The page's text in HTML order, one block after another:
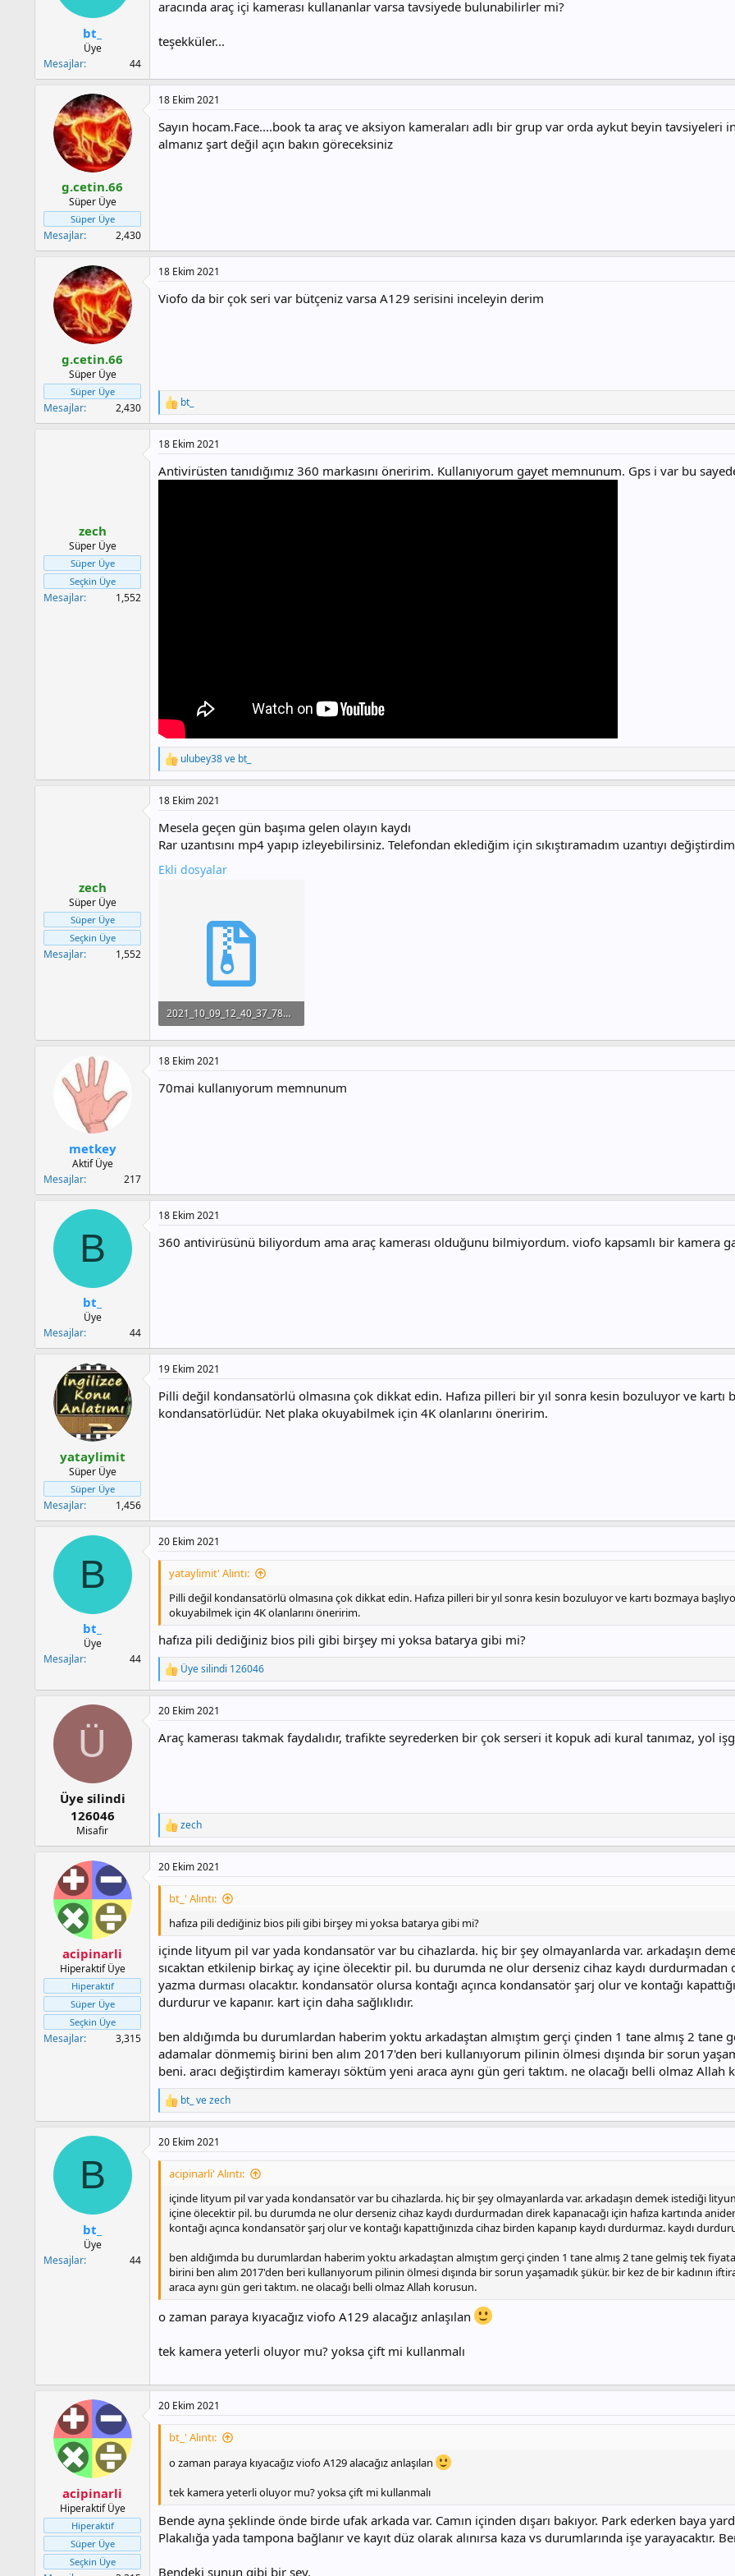
i
bt_
Üye
Mesajlar
44
aracında araç içi kamerası kullananlar varsa tavsiyede bulunabilirler mi?
teşekküler...
g.cetin.66
Süper Üye
Süper Üye
Mesajlar 2,430
18 Ekim 2021
Sayın hocam.Face....book ta araç ve aksiyon kameraları adlı bir grup var orda aykut beyin
almanız şart değil açın bakın göreceksiniz
g.cetin.66
Süper Üye
Süper Üye
Mesajlar 2,430
18 Ekim 2021
Viofo da bir çok seri var bütçeniz varsa A129 serisini inceleyin derim
T
e
p
k
l
bt_
zech
Süper Üye
Süper Üye
Seçkin Üye
Mesajlar 1,552
18 Ekim 2021
Antivirüsten tanıdığımız 360 markasını öneririm. Kullanıyorum gayet memnunum. Gps i var bu
T
e
p
k
l
e
:
ulubey38ve bt_
zech
Süper Üye
Süper Üye
Seçkin Üye
Mesajlar 1,552
18 Ekim 2021
Mesela geçen gün başıma gelen olayın kaydı
Rar uzantısını mp4 yapıp izleyebilirsiniz. Telefondan eklediğim için sıkıştıramadım uzantıyı
Ekli dosyalar
2021_10_09_12_40_37_78B4DFA~2.rar
14.1 MB · Görüntüleme: 122
metkey
Aktif Üye
Mesajlar
217
18 Ekim 2021
70mai kullanıyorum memnunum
B
bt_
Üye
Mesajlar
44
18 Ekim 2021
360 antivirüsünü biliyordum ama araç kamerası olduğunu bilmiyordum. viofo kapsamlı bir kamera
yataylimit
Süper Üye
Süper Üye
Mesajlar 1,456
19 Ekim 2021
Pilli değil kondansatörlü olmasına çok dikkat edin. Hafıza pilleri bir yıl sonra kesin bozuluyor ve
kondansatörlüdür. Net plaka okuyabilmek için 4K olanlarını öneririm.
B
bt_
Üye
Mesajlar
44
20 Ekim 2021
yataylimit' Alıntı:
Pilli değil kondansatörlü olmasına çok dikkat edin. Hafıza pilleri bir yıl sonra kesin bozuluyor ve kartı bozmaya
okuyabilmek için 4K olanlarını öneririm.
hafıza pili dediğiniz bios pili gibi birşey mi yoksa batarya gibi mi?
T
e
p
k
l
Üye silindi 126046
Ü
Üye silindi
126046
Misafir
20 Ekim 2021
Araç kamerası takmak faydalıdır, trafikte seyrederken bir çok serseri it kopuk adi kural tanımaz, yol
T
e
p
k
i
:
zech
acipinarli
Hiperaktif Üye
Hiperaktif
Süper Üye
Seçkin Üye
Mesajlar 3,315
20 Ekim 2021
bt_' Alıntı:
hafıza pili dediğiniz bios pili gibi birşey mi yoksa batarya gibi mi?
içinde lityum pil var yada kondansatör var bu cihazlarda. hiç bir şey olmayanlarda var. arkadaşın
sıcaktan etkilenip birkaç ay içine ölecektir pil. bu durumda ne olur derseniz cihaz kaydı durdurmadan
yazma durması olacaktır. kondansatör olursa kontağı açınca kondansatör şarj olur ve kontağı
durdurur ve kapanır. kart için daha sağlıklıdır.
ben aldığımda bu durumlardan haberim yoktu arkadaştan almıştım gerçi çinden 1 tane almış 2 tane
adamalar dönmemiş birini ben alım 2017'den beri kullanıyorum pilinin ölmesi dışında bir sorun
beni. aracı değiştirdim kamerayı söktüm yeni araca aynı gün geri taktım. ne olacağı belli olmaz Allah
T
e
p
k
i
bt_ vezech
B
bt_
Üye
Mesajlar
44
20 Ekim 2021
acipinarli' Alıntı:
içinde lityum pil var yada kondansatör var bu cihazlarda. hiç bir şey olmayanlarda var. arkadaşın demek istediği
içine ölecektir pil. bu durumda ne olur derseniz cihaz kaydı durdurmadan direk kapanacağı için hafıza kartında
kontağı açınca kondansatör şarj olur ve kontağı kapattığınızda cihaz birden kapanıp kaydı durdurmaz. kaydı
ben aldığımda bu durumlardan haberim yoktu arkadaştan almıştım gerçi çinden 1 tane almış 2 tane gelmiş tek
birini ben alım 2017'den beri kullanıyorum pilinin ölmesi dışında bir sorun yaşamadık şükür. bir kez de bir kadının
araca aynı gün geri taktım. ne olacağı belli olmaz Allah korusun.
o zaman paraya kıyacağız viofo A129 alacağız anlaşılan
tek kamera yeterli oluyor mu? yoksa çift mi kullanmalı
acipinarli
Hiperaktif Üye
Hiperaktif
Süper Üye
Seçkin Üye
20 Ekim 2021
bt_' Alıntı:
o zaman paraya kıyacağız viofo A129 alacağız anlaşılan
tek kamera yeterli oluyor mu? yoksa çift mi kullanmalı
Bende ayna şeklinde önde birde ufak arkada var. Camın içinden dışarı bakıyor. Park ederken baya
Plakalığa yada tampona bağlanır ve kayıt düz olarak alınırsa kaza vs durumlarında işe yarayacaktır.
Bendeki şunun gibi bir şey.